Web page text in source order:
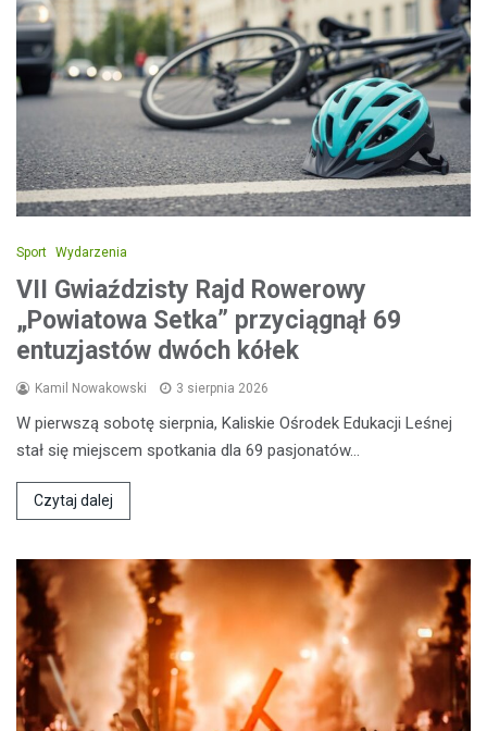
Sport Wydarzenia
VII Gwiaździsty Rajd Rowerowy
„Powiatowa Setka” przyciągnął 69
entuzjastów dwóch kółek
Kamil Nowakowski 3 sierpnia 2026
W pierwszą sobotę sierpnia, Kaliskie Ośrodek Edukacji Leśnej
stał się miejscem spotkania dla 69 pasjonatów…
Czytaj dalej